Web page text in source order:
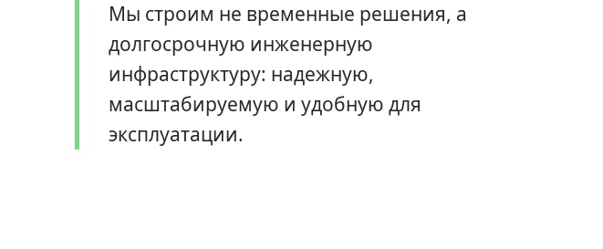
Мы строим не временные решения, а
долгосрочную инженерную
инфраструктуру: надежную,
масштабируемую и удобную для
эксплуатации.